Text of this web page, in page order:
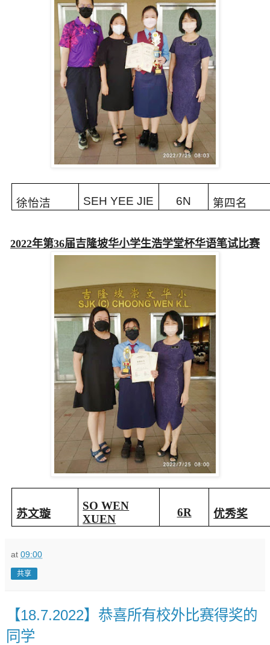
徐怡洁 SEH YEE JIE 6N 第四名
2022年第36届吉隆坡华小学生浩学堂杯华语笔试比赛
苏文璇
SO WEN
XUEN
6R 优秀奖
at 09:00
共享
【18.7.2022】恭喜所有校外比赛得奖的
同学